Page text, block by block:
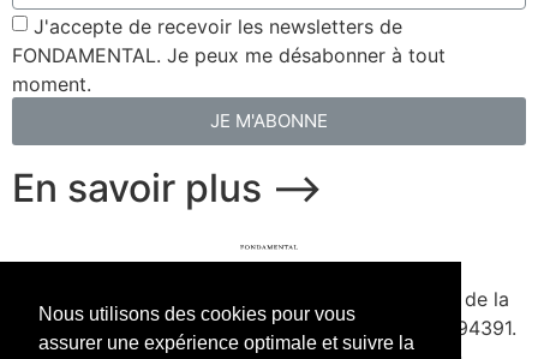
Nous utilisons des cookies pour vous
assurer une expérience optimale et suivre la
J'accepte de recevoir les newsletters de
FONDAMENTAL. Je peux me désabonner à tout
moment.
JE M'ABONNE
En savoir plus ⟶
Fondé en 2020. Édité par Presse de la
Forge & Delescluze SAS.Agrément CPPAP
1127Y94391.